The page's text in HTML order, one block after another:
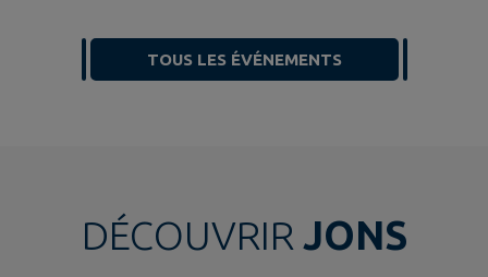
TOUS LES ÉVÉNEMENTS
DÉCOUVRIR JONS